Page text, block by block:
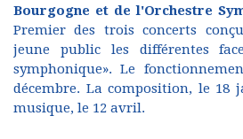
Bourgogne et de l'Orchestre
Premier des trois concerts
jeune public les différentes
symphonique». Le
décembre. La composition, le 18
musique, le 12 avril.